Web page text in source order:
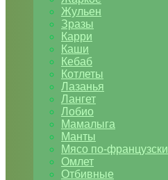
Жульен
Зразы
Карри
Каши
Кебаб
Котлеты
Лазанья
Лангет
Лобио
Мамалыга
Манты
Мясо по-французски
Омлет
Отбивные